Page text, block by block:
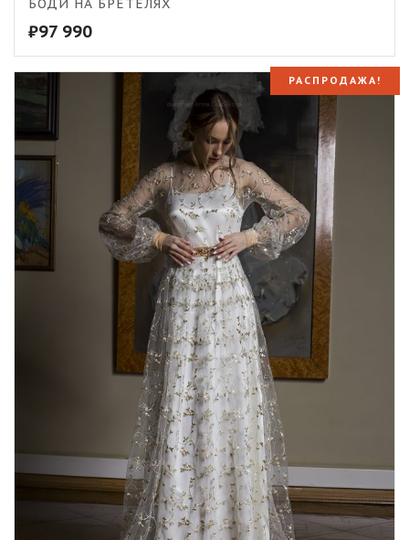
БОДИ НА БРЕТЕЛЯХ
₽97 990
РАСПРОДАЖА!